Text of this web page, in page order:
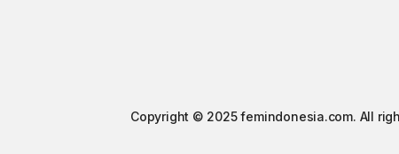
Copyright © 2025 femindonesia.com. All